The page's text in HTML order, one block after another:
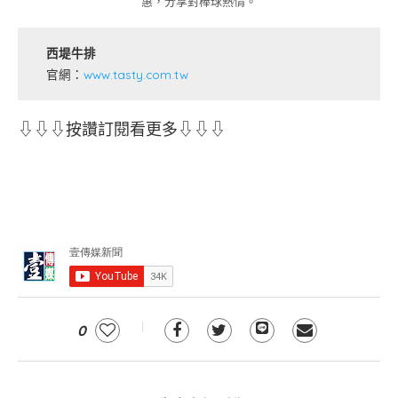
西堤牛排
官網：www.tasty.com.tw
⇩⇩⇩按讚訂閱看更多⇩⇩⇩
0